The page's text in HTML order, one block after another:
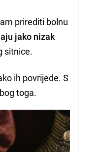
prirediti bolnu
jako nizak
sitnice.
ih povrijede. S
toga.